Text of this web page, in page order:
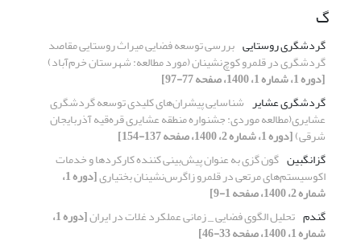
گ
گردشگری روستایی بررسی توسعه فضایی میراث روستایی مقاصد
گردشگری در قلمرو کوچ‌نشینان (مورد مطالعه: شهرستان خرم‌آباد)
[دوره 1، شماره 1، 1400، صفحه 77-97]
گردشگری عشایر شناسایی پیشران‌های کلیدی توسعه گردشگری
عشایری(مطالعه موردی: جشنواره منطقه عشایری قره‌قیه آذربایجان
شرقی)[دوره 1، شماره 2، 1400، صفحه 137-154]
گزانگبین گون گزی به عنوان پیش‌بینی کننده کارکردها و خدمات
اکوسیستم‌های مرتعی در قلمرو زاگرس‌نشینان بختیاری [دوره 1،
شماره 2، 1400، صفحه 1-9]
گندم تحلیل الگوی فضایی _ زمانی عملکرد غلات در ایران [دوره 1،
شماره 1، 1400، صفحه 33-46]